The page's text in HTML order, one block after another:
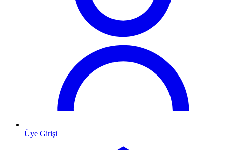
Üye Girişi